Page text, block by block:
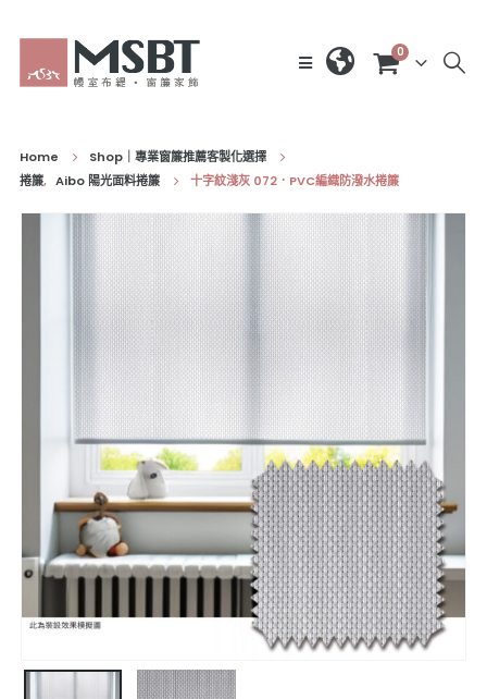
0
Home
Shop｜專業窗簾推薦客製化選擇
捲簾, Aibo 陽光面料捲簾 十字紋淺灰 072．PVC編織防潑水捲簾